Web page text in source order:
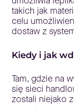
takich jak
celu
dostaw z
Kiedy i jak
Tam, gdzie na
się sieci
zostali niejako